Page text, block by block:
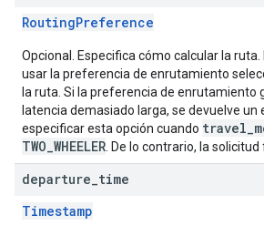
RoutingPreference
Opcional. Especifica cómo calcular la
usar la preferencia de enrutamiento
la ruta. Si la preferencia de enrutamiento
latencia demasiado larga, se devuelve un
especificar esta opción cuando
TWO_WHEELER . De lo contrario, la solicitud
departure time
Timestamp